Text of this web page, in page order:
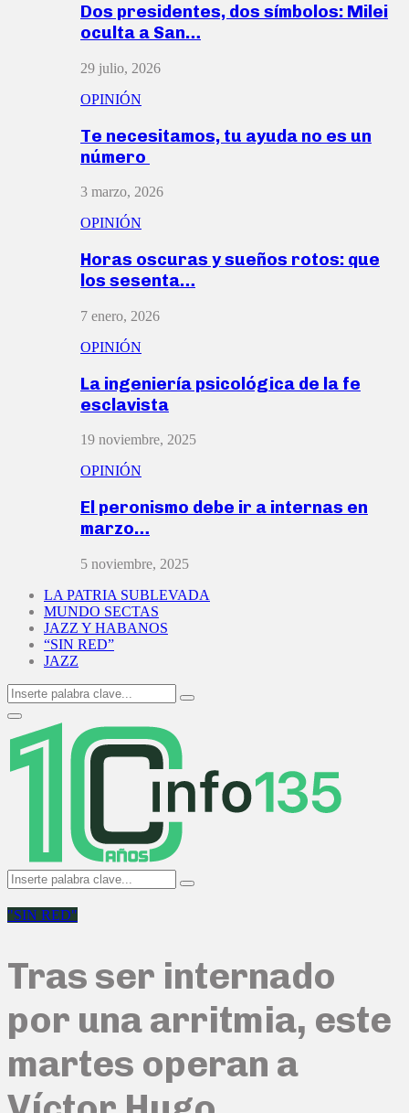
Dos presidentes, dos símbolos: Milei
oculta a San…
29 julio, 2026
OPINIÓN
Te necesitamos, tu ayuda no es un
número
3 marzo, 2026
OPINIÓN
Horas oscuras y sueños rotos: que
los sesenta…
7 enero, 2026
OPINIÓN
La ingeniería psicológica de la fe
esclavista
19 noviembre, 2025
OPINIÓN
El peronismo debe ir a internas en
marzo…
5 noviembre, 2025
LA PATRIA SUBLEVADA
MUNDO SECTAS
JAZZ Y HABANOS
“SIN RED”
JAZZ
Search
for:
Search
Primary
Menu
Search
for:
Search
"SIN RED"
Tras ser internado
por una arritmia, este
martes operan a